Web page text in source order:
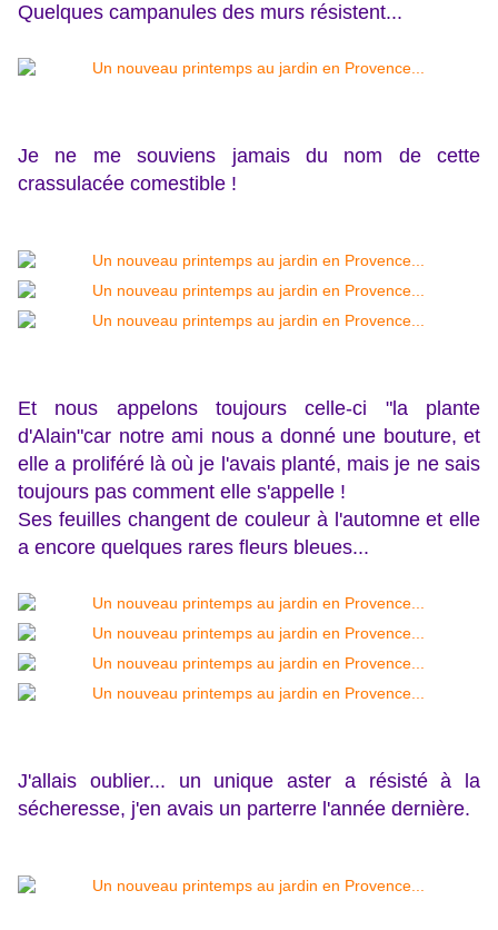
Quelques campanules des murs résistent...
Je ne me souviens jamais du nom de cette
crassulacée comestible !
Et nous appelons toujours celle-ci "la plante
d'Alain"car notre ami nous a donné une bouture, et
elle a proliféré là où je l'avais planté, mais je ne sais
toujours pas comment elle s'appelle !
Ses feuilles changent de couleur à l'automne et elle
a encore quelques rares fleurs bleues...
J'allais oublier... un unique aster a résisté à la
sécheresse, j'en avais un parterre l'année dernière.